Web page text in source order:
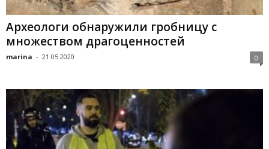
Археологи обнаружили гробницу с
множеством драгоценностей
marina - 21.05.2020 0